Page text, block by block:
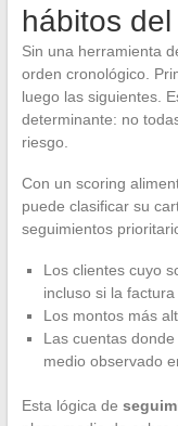
hábitos
Sin una herramienta
orden cronológico.
luego las siguientes.
determinante: no
riesgo.
Con un scoring
puede clasificar su
seguimientos
Los clientes cuyo
incluso si la
Los montos más
Las cuentas
medio observado
Esta lógica de